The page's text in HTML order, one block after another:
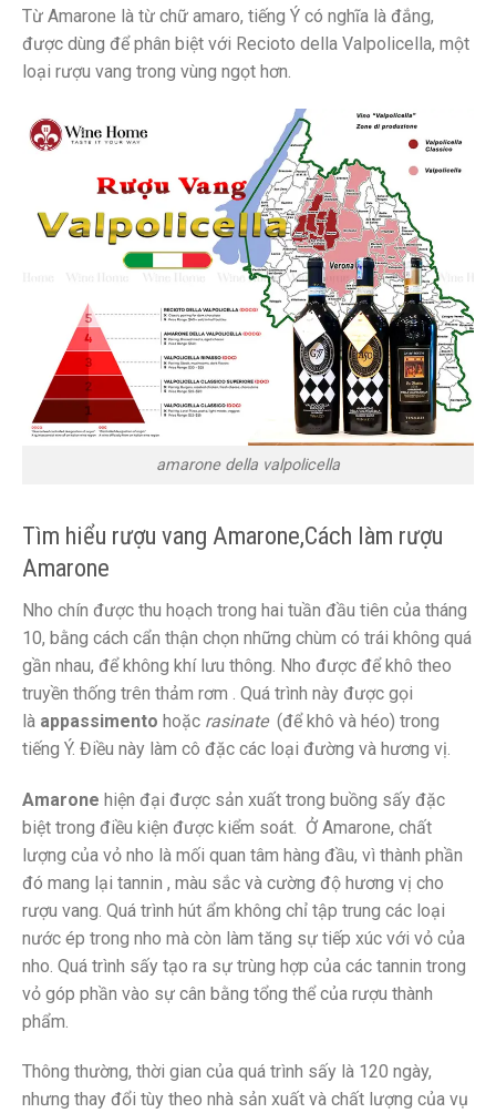
Từ Amarone là từ chữ amaro, tiếng Ý có nghĩa là đắng,
được dùng để phân biệt với Recioto della Valpolicella, một
loại rượu vang trong vùng ngọt hơn.
amarone della valpolicella
Tìm hiểu rượu vang Amarone,Cách làm rượu
Amarone
Nho chín được thu hoạch trong hai tuần đầu tiên của tháng
10, bằng cách cẩn thận chọn những chùm có trái không quá
gần nhau, để không khí lưu thông. Nho được để khô theo
truyền thống trên thảm rơm . Quá trình này được gọi
là appassimento hoặc rasinate(để khô và héo) trong
tiếng Ý. Điều này làm cô đặc các loại đường và hương vị.
Amarone hiện đại được sản xuất trong buồng sấy đặc
biệt trong điều kiện được kiểm soát. Ở Amarone, chất
lượng của vỏ nho là mối quan tâm hàng đầu, vì thành phần
đó mang lại tannin , màu sắc và cường độ hương vị cho
rượu vang. Quá trình hút ẩm không chỉ tập trung các loại
nước ép trong nho mà còn làm tăng sự tiếp xúc với vỏ của
nho. Quá trình sấy tạo ra sự trùng hợp của các tannin trong
vỏ góp phần vào sự cân bằng tổng thể của rượu thành
phẩm.
Thông thường, thời gian của quá trình sấy là 120 ngày,
nhưng thay đổi tùy theo nhà sản xuất và chất lượng của vụ